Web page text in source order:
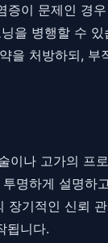
이 문제인
을 병행할 수
처방하되,
나 고가의 프
명하게 설명
기적인 신뢰
됩니다.